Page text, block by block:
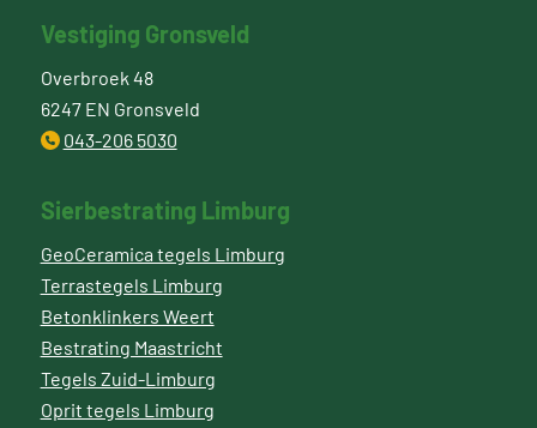
Vestiging Gronsveld
Overbroek 48
6247 EN Gronsveld
043-206 5030
Sierbestrating Limburg
GeoCeramica tegels Limburg
Terrastegels Limburg
Betonklinkers Weert
Bestrating Maastricht
Tegels Zuid-Limburg
Oprit tegels Limburg